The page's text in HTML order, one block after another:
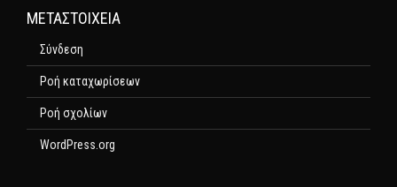
ΜΕΤΑΣΤΟΙΧΕΊΑ
Σύνδεση
Ροή καταχωρίσεων
Ροή σχολίων
WordPress.org